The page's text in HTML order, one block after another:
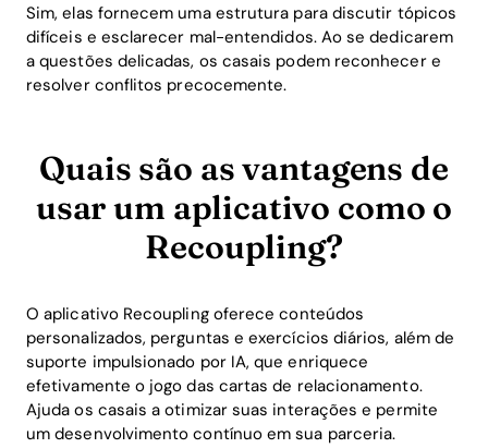
Sim, elas fornecem uma estrutura para discutir tópicos
difíceis e esclarecer mal-entendidos. Ao se dedicarem
a questões delicadas, os casais podem reconhecer e
resolver conflitos precocemente.
Quais são as vantagens de
usar um aplicativo como o
Recoupling?
O aplicativo Recoupling oferece conteúdos
personalizados, perguntas e exercícios diários, além de
suporte impulsionado por IA, que enriquece
efetivamente o jogo das cartas de relacionamento.
Ajuda os casais a otimizar suas interações e permite
um desenvolvimento contínuo em sua parceria.